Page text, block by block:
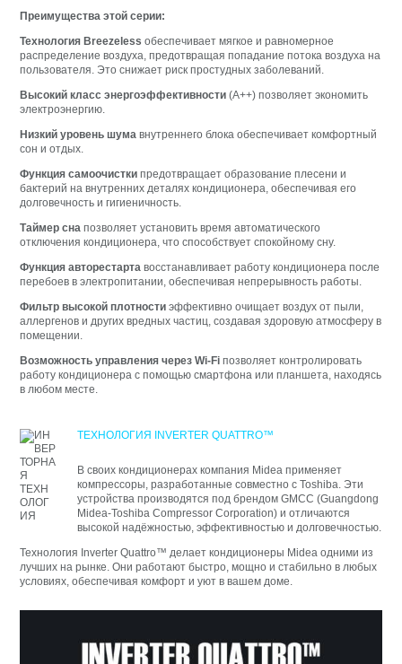
Преимущества этой серии:
Технология Breezeless обеспечивает мягкое и равномерное
распределение воздуха, предотвращая попадание потока воздуха на
пользователя. Это снижает риск простудных заболеваний.
Высокий класс энергоэффективности (A++) позволяет экономить
электроэнергию.
Низкий уровень шума внутреннего блока обеспечивает комфортный
сон и отдых.
Функция самоочистки предотвращает образование плесени и
бактерий на внутренних деталях кондиционера, обеспечивая его
долговечность и гигиеничность.
Таймер сна позволяет установить время автоматического
отключения кондиционера, что способствует спокойному сну.
Функция авторестарта восстанавливает работу кондиционера после
перебоев в электропитании, обеспечивая непрерывность работы.
Фильтр высокой плотности эффективно очищает воздух от пыли,
аллергенов и других вредных частиц, создавая здоровую атмосферу в
помещении.
Возможность управления через Wi-Fi позволяет контролировать
работу кондиционера с помощью смартфона или планшета, находясь
в любом месте.
ТЕХНОЛОГИЯ INVERTER QUATTRO™
В своих кондиционерах компания Midea применяет
компрессоры, разработанные совместно с Toshiba. Эти
устройства производятся под брендом GMCC (Guangdong
Midea-Toshiba Compressor Corporation) и отличаются
высокой надёжностью, эффективностью и долговечностью.
Технология Inverter Quattro™ делает кондиционеры Midea одними из
лучших на рынке. Они работают быстро, мощно и стабильно в любых
условиях, обеспечивая комфорт и уют в вашем доме.